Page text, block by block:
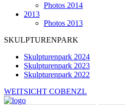
Photos 2014
2013
Photos 2013
SKULPTURENPARK
Skulpturenpark 2024
Skulpturenpark 2023
Skulpturenpark 2022
WEITSICHT COBENZL